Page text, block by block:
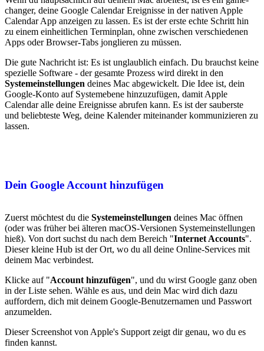
changer, deine Google Calendar Ereignisse in der nativen Apple
Calendar App anzeigen zu lassen. Es ist der erste echte Schritt hin
zu einem einheitlichen Terminplan, ohne zwischen verschiedenen
Apps oder Browser-Tabs jonglieren zu müssen.
Die gute Nachricht ist: Es ist unglaublich einfach. Du brauchst keine
spezielle Software - der gesamte Prozess wird direkt in den
Systemeinstellungen deines Mac abgewickelt. Die Idee ist, dein
Google-Konto auf Systemebene hinzuzufügen, damit Apple
Calendar alle deine Ereignisse abrufen kann. Es ist der sauberste
und beliebteste Weg, deine Kalender miteinander kommunizieren zu
lassen.
Dein Google Account hinzufügen
Zuerst möchtest du die Systemeinstellungen deines Mac öffnen
(oder was früher bei älteren macOS-Versionen Systemeinstellungen
hieß). Von dort suchst du nach dem Bereich "Internet Accounts".
Dieser kleine Hub ist der Ort, wo du all deine Online-Services mit
deinem Mac verbindest.
Klicke auf "Account hinzufügen", und du wirst Google ganz oben
in der Liste sehen. Wähle es aus, und dein Mac wird dich dazu
auffordern, dich mit deinem Google-Benutzernamen und Passwort
anzumelden.
Dieser Screenshot von Apple's Support zeigt dir genau, wo du es
finden kannst.